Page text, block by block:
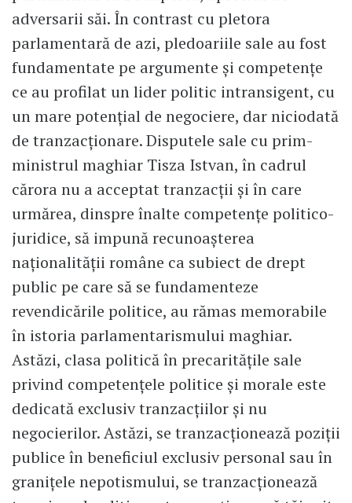
adversarii săi. În contrast cu pletora
parlamentară de azi, pledoariile sale au fost
fundamentate pe argumente și competențe
ce au profilat un lider politic intransigent, cu
un mare potențial de negociere, dar niciodată
de tranzacționare. Disputele sale cu prim-
ministrul maghiar Tisza Istvan, în cadrul
cărora nu a acceptat tranzacții și în care
urmărea, dinspre înalte competențe politico-
juridice, să impună recunoașterea
naționalității române ca subiect de drept
public pe care să se fundamenteze
revendicările politice, au rămas memorabile
în istoria parlamentarismului maghiar.
Astăzi, clasa politică în precaritățile sale
privind competențele politice și morale este
dedicată exclusiv tranzacțiilor și nu
negocierilor. Astăzi, se tranzacționează poziții
publice în beneficiul exclusiv personal sau în
granițele nepotismului, se tranzacționează